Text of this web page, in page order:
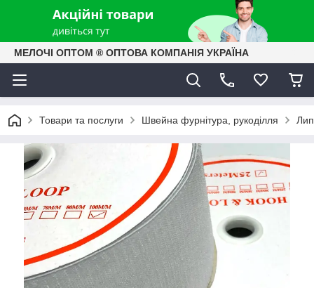
МЕЛОЧІ ОПТОМ ® ОПТОВА КОМПАНІЯ УКРАЇНА
Товари та послуги Швейна фурнітура, рукоділля